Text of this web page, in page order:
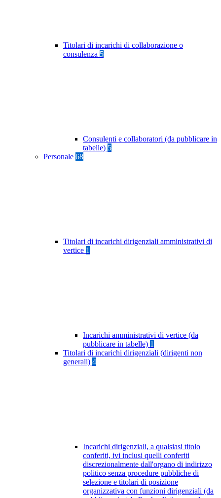
Titolari di incarichi di collaborazione o
consulenza 5
Consulenti e collaboratori (da pubblicare in
tabelle) 5
Personale 68
Titolari di incarichi dirigenziali amministrativi di
vertice 1
Incarichi amministrativi di vertice (da
pubblicare in tabelle) 1
Titolari di incarichi dirigenziali (dirigenti non
generali) 4
Incarichi dirigenziali, a qualsiasi titolo
conferiti, ivi inclusi quelli conferiti
discrezionalmente dall'organo di indirizzo
politico senza procedure pubbliche di
selezione e titolari di posizione
organizzativa con funzioni dirigenziali (da